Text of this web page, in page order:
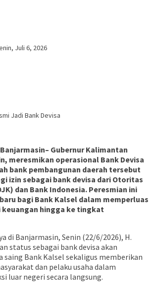
Juli 6, 2026
Jadi Bank Devisa
Gubernur Kalimantan
meresmikan operasional Bank Devisa
bank pembangunan daerah tersebut
izin sebagai bank devisa dari Otoritas
dan Bank Indonesia. Peresmian ini
bagi Bank Kalsel dalam memperluas
hingga ke tingkat
di Banjarmasin, Senin (22/6/2026), H.
status sebagai bank devisa akan
saing Bank Kalsel sekaligus memberikan
dan pelaku usaha dalam
luar negeri secara langsung.